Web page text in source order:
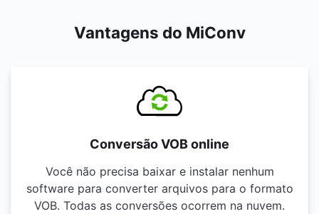
Vantagens do MiConv
Conversão VOB online
Você não precisa baixar e instalar nenhum
software para converter arquivos para o formato
VOB. Todas as conversões ocorrem na nuvem.